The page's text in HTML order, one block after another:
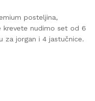
posteljina,
krevete nudimo set od 6
za jorgan i 4 jastučnice.